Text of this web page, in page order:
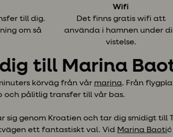
till dig.
om så
Wifi
Det finns gratis wifi att
använda i hamnen under
vistelse.
till Marina
körväg från vår marina. Från
och pålitlig transfer till vår bas.
sig genom Kroatien och tar dig smidigt till
ett fantastiskt val. Vid Marina Baotić